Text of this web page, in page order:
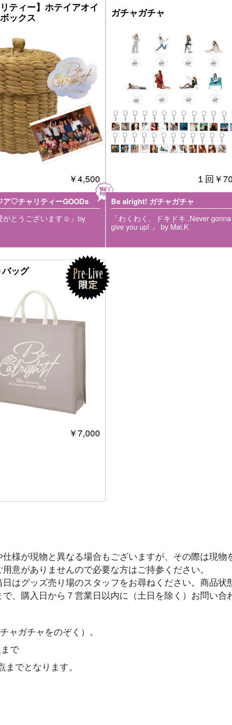
リティー】ホテイアオイ
ックス
￥4,500
ア♡チャリティーGOODs
がとうございます☺︎」by
ガチャガチャ
１回 ￥
Be alright! ガチャガチャ
「わくわく、ドキドキ..Never gonna
give you up! 」 by Mai.K
ッグ
￥7,000
様が現物と異なる場合もございますが、その際は現
意がありませんので必要な方はご持参ください。
はグッズ売り場のスタッフをお尋ねください。商品
、購入日から７営業日以内に（土日を除く）お問い合
ャガチャをのぞく）。
で
でとなります。